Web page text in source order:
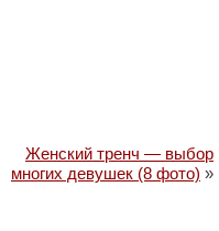
Женский тренч — выбор
многих девушек (8 фото) »